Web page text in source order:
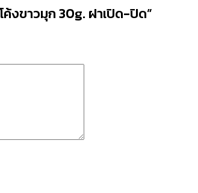
งขาวมุก 30g. ฝาเปิด-ปิด”